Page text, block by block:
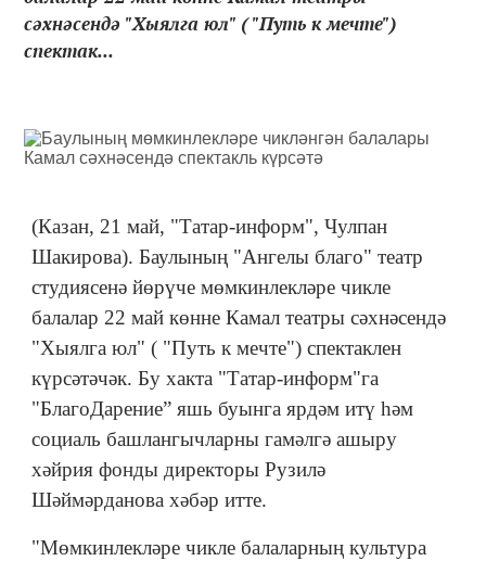
сәхнәсендә "Хыялга юл" ( "Путь к мечте")
спектак...
(Казан, 21 май, "Татар-информ", Чулпан
Шакирова). Баулының "Ангелы благо" театр
студиясенә йөрүче мөмкинлекләре чикле
балалар 22 май көнне Камал театры сәхнәсендә
"Хыялга юл" ( "Путь к мечте") спектаклен
күрсәтәчәк. Бу хакта "Татар-информ"га
"БлагоДарение” яшь буынга ярдәм итү һәм
социаль башлангычларны гамәлгә ашыру
хәйрия фонды директоры Рузилә
Шәймәрданова хәбәр итте.
"Мөмкинлекләре чикле балаларның культура